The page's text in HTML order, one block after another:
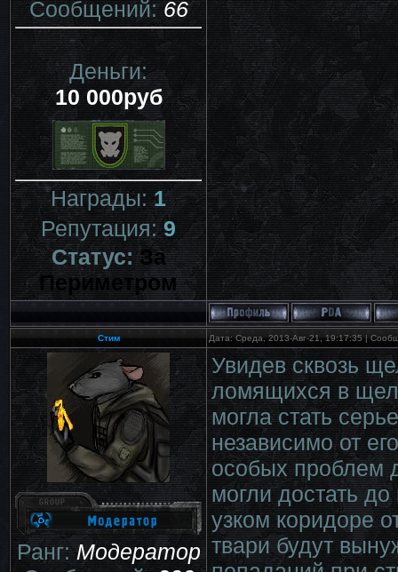
Сообщений:66
Деньги:
10 000руб
Награды:1
Репутация:9
Статус:За
Периметром
Стим Дата: Среда, 2013-Авг-21, 19:17:35 |
Ранг:Модератор
Увидев сквозь
ломящихся в
могла стать
независимо от
особых проблем
могли достать
узком коридоре
твари будут